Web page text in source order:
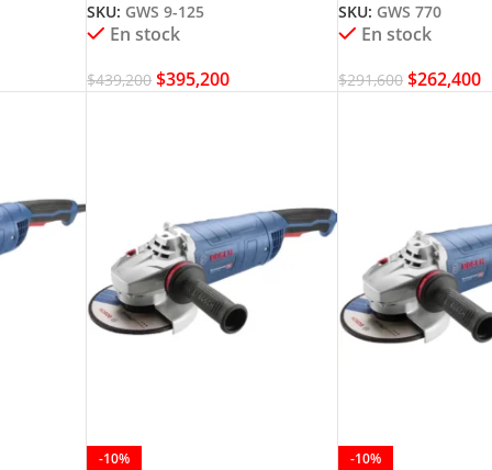
SKU: GWS 9-125
En stock
$439,200 $395,200
SKU: GWS 770
En stock
$291,600 $262,400
-10% -10%